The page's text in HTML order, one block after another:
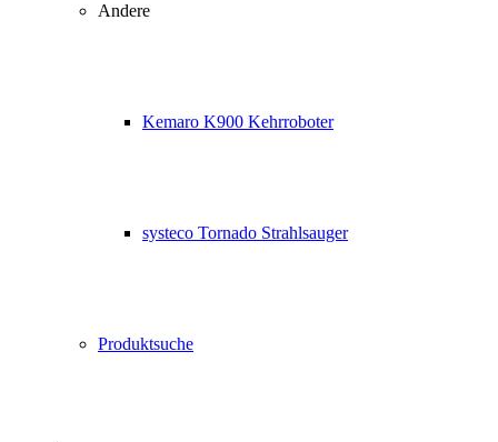
Andere
Kemaro K900 Kehrroboter
systeco Tornado Strahlsauger
Produktsuche